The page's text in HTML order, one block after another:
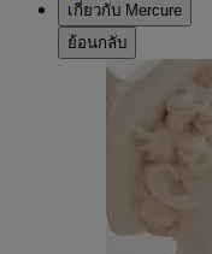
เกี่ยวกับ Mercure
ย้อนกลับ